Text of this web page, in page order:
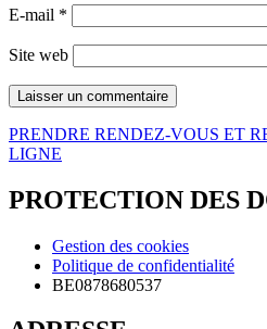
E-mail *
Site web
PRENDRE RENDEZ-VOUS ET
LIGNE
PROTECTION DES
Gestion des cookies
Politique de confidentialité
BE0878680537